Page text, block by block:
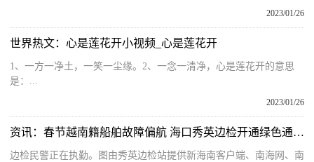
2023/01/26
世界热文：心是莲花开小视频_心是莲花开
1、一方一净土，一笑一尘缘。2、一念一清净，心是莲花开的意思
是：...
2023/01/26
资讯：春节越南籍船舶故障偏航 海口秀英边检开通绿色通道联动处置
边检民警正在执勤。图由秀英边检站提供新海南客户端、南海网、南